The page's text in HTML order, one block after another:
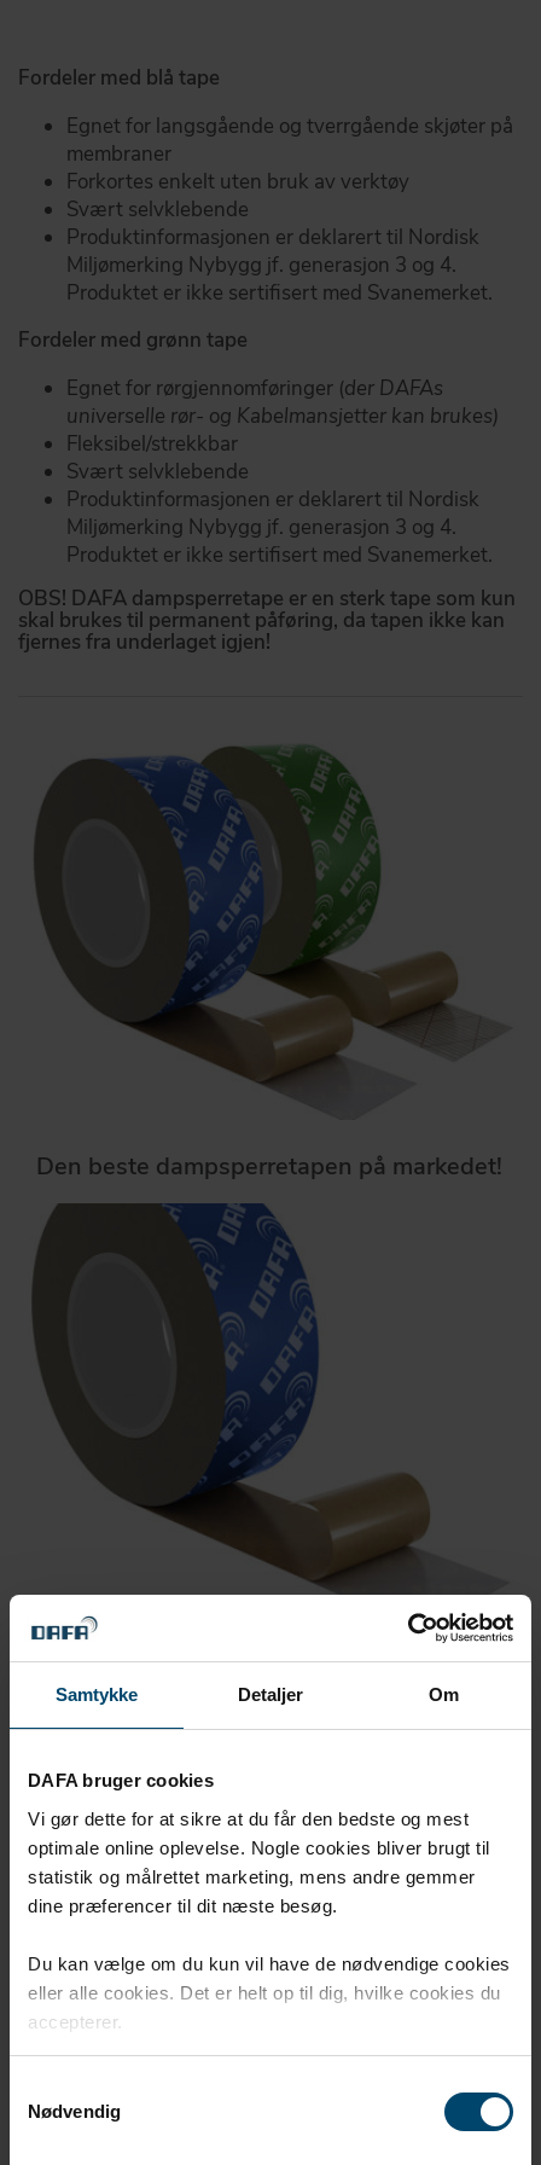
Samtykke Detaljer Om
DAFA bruger cookies
Vi gør dette for at sikre at du får den bedste og mest
optimale online oplevelse. Nogle cookies bliver brugt til
statistik og målrettet marketing, mens andre gemmer
dine præferencer til dit næste besøg.
Du kan vælge om du kun vil have de nødvendige cookies
eller alle cookies. Det er helt op til dig, hvilke cookies du
accepterer.
Nødvendig
Fordeler med blå tape
Egnet for langsgående og tverrgående skjøter på
membraner
Forkortes enkelt uten bruk av verktøy
Svært selvklebende
Produktinformasjonen er deklarert til Nordisk
Miljømerking Nybygg jf. generasjon 3 og 4.
Produktet er ikke sertifisert med Svanemerket.
Fordeler med grønn tape
Egnet for rørgjennomføringer (der DAFAs
universelle rør- og Kabelmansjetter kan brukes)
Fleksibel/strekkbar
Svært selvklebende
Produktinformasjonen er deklarert til Nordisk
Miljømerking Nybygg jf. generasjon 3 og 4.
Produktet er ikke sertifisert med Svanemerket.
OBS! DAFA dampsperretape er en sterk tape som kun
skal brukes til permanent påføring, da tapen ikke kan
fjernes fra underlaget igjen!
Den beste dampsperretapen på markedet!
Blå dampsperretape - for langsgående og
tverrgående skjøter